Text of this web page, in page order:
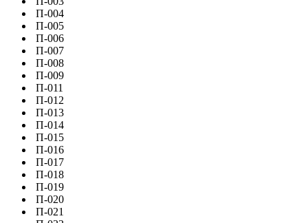
П-004
П-005
П-006
П-007
П-008
П-009
П-011
П-012
П-013
П-014
П-015
П-016
П-017
П-018
П-019
П-020
П-021